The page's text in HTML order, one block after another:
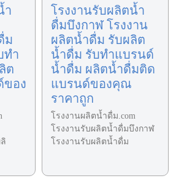
ำ
ม
ทำ
ต
ของ
โรงงานรับผลิตน้ำ
ดื่มบึงกาฬ โรงงาน
ผลิตน้ำดื่ม รับผลิต
น้ำดื่ม รับทำแบรนด์
น้ำดื่ม ผลิตน้ำดื่มติด
แบรนด์ของคุณ
ราคาถูก
โรงงานผลิตน้ำดื่ม.com
โรงงานรับผลิตน้ำดื่มบึงกาฬ
โรงงานรับผลิตน้ำดื่ม